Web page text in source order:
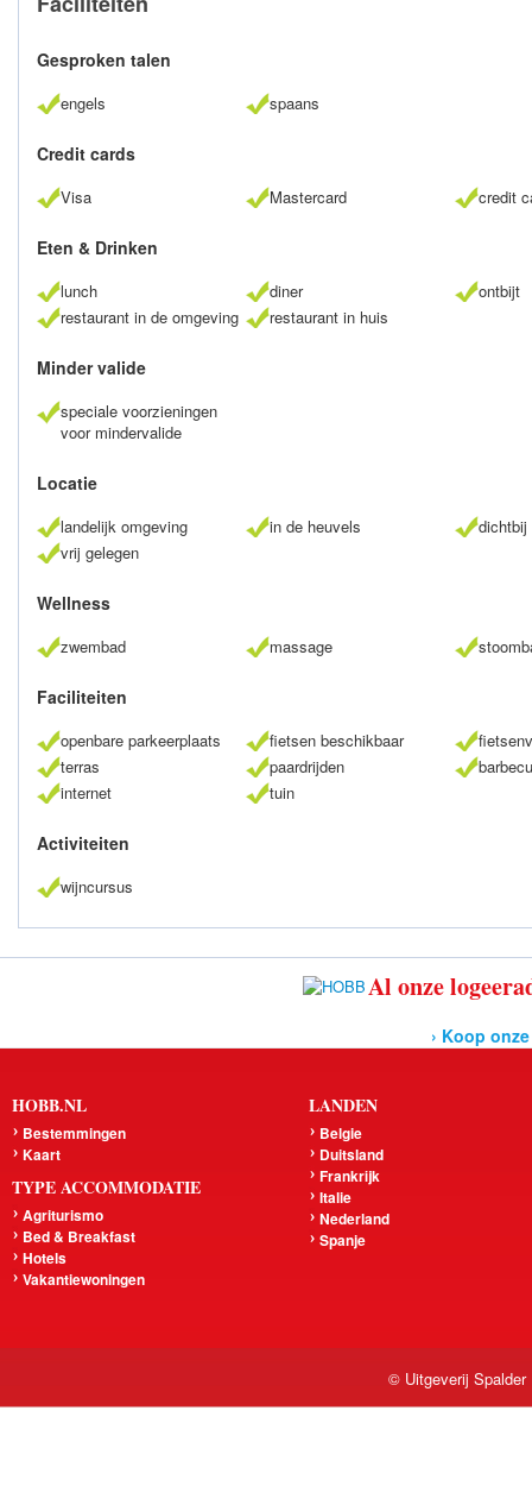
Gesproken talen
engels spaans
Credit cards
Visa Mastercard credit
Eten & Drinken
lunch diner
ontbijt
restaurant in de omgeving
restaurant in huis
Minder valide
speciale voorzieningen
voor mindervalide
Locatie
landelijk omgeving in de heuvels
dichtbij
vrij gelegen
Wellness
zwembad massage
Faciliteiten
openbare parkeerplaats fietsen beschikbaar
terras
paardrijden
internet
tuin
Activiteiten
wijncursus
Al onze
› Koop
HOBB.NL
Bestemmingen
Kaart
TYPE ACCOMMODATIE
Agriturismo
Bed & Breakfast
Hotels
Vakantiewoningen
LANDEN
Belgie
Duitsland
Frankrijk
Italie
Nederland
Spanje
© Uitgeverij